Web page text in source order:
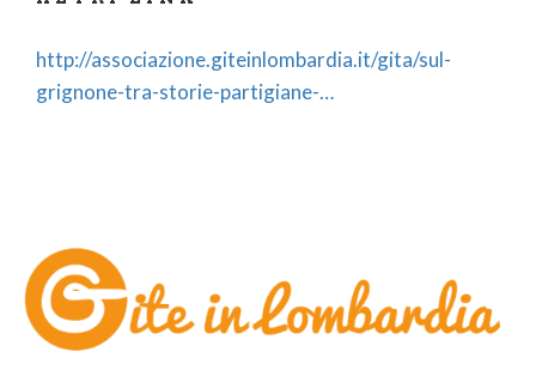
http://associazione.giteinlombardia.it/gita/sul-
grignone-tra-storie-partigiane-…